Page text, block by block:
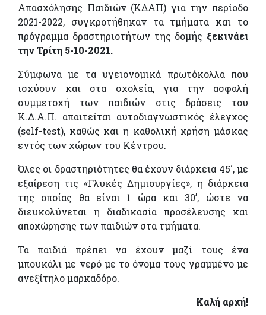
Απασχόλησης Παιδιών (ΚΔΑΠ) για την περίοδο
2021-2022, συγκροτήθηκαν τα τμήματα και το
πρόγραμμα δραστηριοτήτων της δομής ξεκινάει
την Τρίτη 5-10-2021.
Σύμφωνα με τα υγειονομικά πρωτόκολλα που
ισχύουν και στα σχολεία, για την ασφαλή
συμμετοχή των παιδιών στις δράσεις του
Κ.Δ.Α.Π. απαιτείται αυτοδιαγνωστικός έλεγχος
(self-test), καθώς και η καθολική χρήση μάσκας
εντός των χώρων του Κέντρου.
Όλες οι δραστηριότητες θα έχουν διάρκεια 45΄, με
εξαίρεση τις «Γλυκές Δημιουργίες», η διάρκεια
της οποίας θα είναι 1 ώρα και 30’, ώστε να
διευκολύνεται η διαδικασία προσέλευσης και
αποχώρησης των παιδιών στα τμήματα.
Τα παιδιά πρέπει να έχουν μαζί τους ένα
μπουκάλι με νερό με το όνομα τους γραμμένο με
ανεξίτηλο μαρκαδόρο.
Καλή αρχή!